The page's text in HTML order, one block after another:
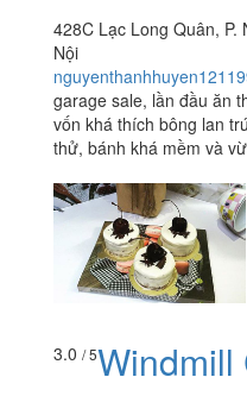
428C Lạc Long Quân, P.
Nội
garage sale, lần đầu ăn
vốn khá thích bông lan
thử, bánh khá mềm và
3.0 / 5Windmill